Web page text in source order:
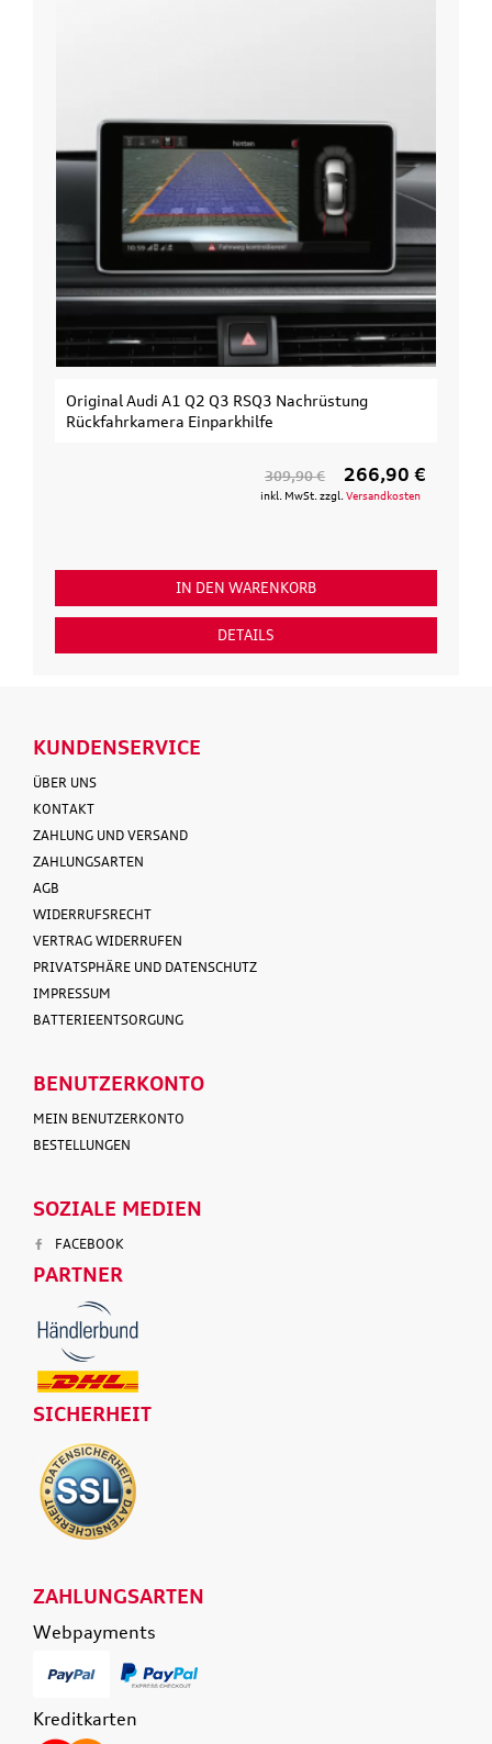
Original Audi A1 Q2 Q3 RSQ3 Nachrüstung
Rückfahrkamera Einparkhilfe
309,90 € 266,90 €
inkl. MwSt. zzgl. Versandkosten
IN DEN WARENKORB
DETAILS
KUNDENSERVICE
ÜBER UNS
KONTAKT
ZAHLUNG UND VERSAND
ZAHLUNGSARTEN
AGB
WIDERRUFSRECHT
VERTRAG WIDERRUFEN
PRIVATSPHÄRE UND DATENSCHUTZ
IMPRESSUM
BATTERIEENTSORGUNG
BENUTZERKONTO
MEIN BENUTZERKONTO
BESTELLUNGEN
SOZIALE MEDIEN
FACEBOOK
PARTNER
SICHERHEIT
ZAHLUNGSARTEN
Webpayments
Kreditkarten